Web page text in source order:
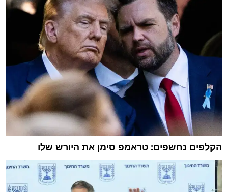
הקלפים נחשפים: טראמפ סימן את היורש שלו